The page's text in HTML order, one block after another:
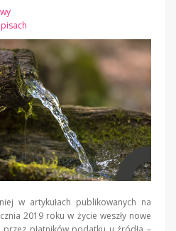
w artykułach publikowanych na
2019 roku w życie weszły nowe